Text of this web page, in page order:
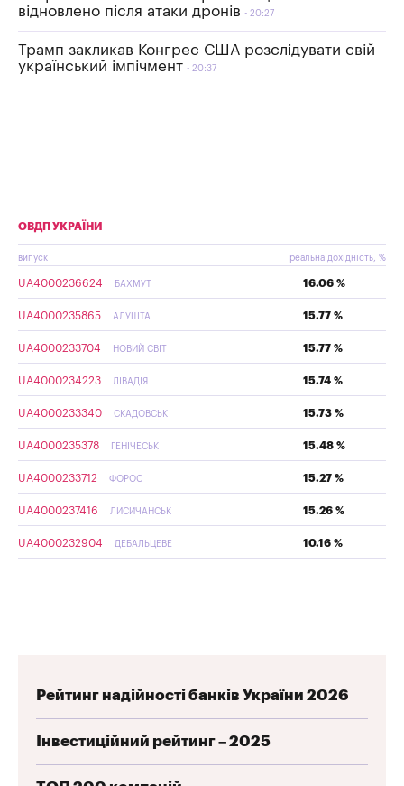
відновлено після атаки дронів
20:27
Трамп закликав Конгрес США розслідувати свій
український імпічмент
20:37
ОВДП УКРАЇНИ
випуск реальна дохідність, %
UA4000236624 БАХМУТ 16.06 %
UA4000235865 АЛУШТА 15.77 %
UA4000233704 НОВИЙ СВІТ 15.77 %
UA4000234223 ЛІВАДІЯ 15.74 %
UA4000233340 СКАДОВСЬК 15.73 %
UA4000235378 ГЕНІЧЕСЬК 15.48 %
UA4000233712 ФОРОС 15.27 %
UA4000237416 ЛИСИЧАНСЬК 15.26 %
UA4000232904 ДЕБАЛЬЦЕВЕ 10.16 %
Рейтинг надійності банків України 2026
Інвестиційний рейтинг – 2025